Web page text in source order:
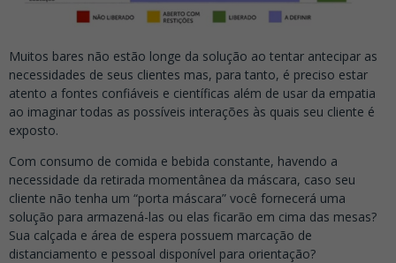
Muitos bares não estão longe da solução ao tentar antecipar as
necessidades de seus clientes mas, para tanto, é preciso estar
atento a fontes confiáveis e científicas além de usar da empatia
ao imaginar todas as possíveis interações às quais seu cliente é
exposto.
Com consumo de comida e bebida constante, havendo a
necessidade da retirada momentânea da máscara, caso seu
cliente não tenha um “porta máscara” você fornecerá uma
solução para armazená-las ou elas ficarão em cima das mesas?
Sua calçada e área de espera possuem marcação de
distanciamento e pessoal disponível para orientação?